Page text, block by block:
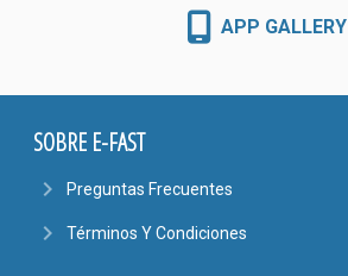
APP GALLERY
SOBRE E-FAST
navigate_next Preguntas Frecuentes
navigate_next Términos Y Condiciones